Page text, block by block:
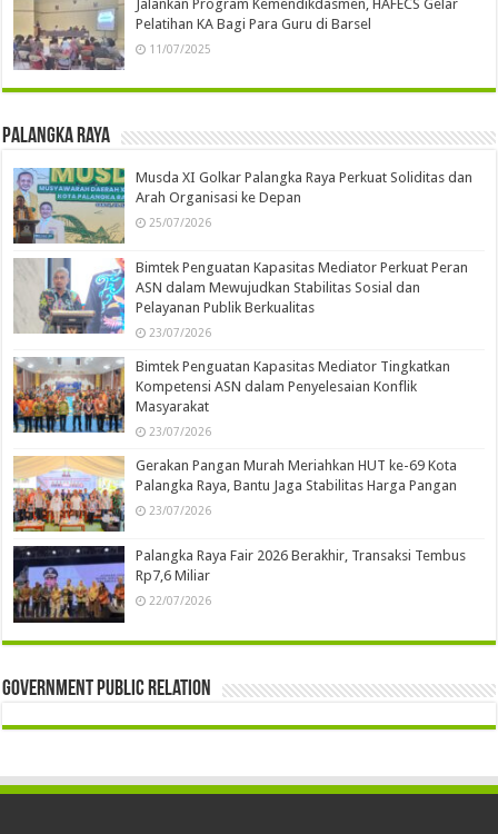
Jalankan Program Kemendikdasmen, HAFECS Gelar
Pelatihan KA Bagi Para Guru di Barsel
11/07/2025
Palangka Raya
Musda XI Golkar Palangka Raya Perkuat Soliditas dan
Arah Organisasi ke Depan
25/07/2026
Bimtek Penguatan Kapasitas Mediator Perkuat Peran
ASN dalam Mewujudkan Stabilitas Sosial dan
Pelayanan Publik Berkualitas
23/07/2026
Bimtek Penguatan Kapasitas Mediator Tingkatkan
Kompetensi ASN dalam Penyelesaian Konflik
Masyarakat
23/07/2026
Gerakan Pangan Murah Meriahkan HUT ke-69 Kota
Palangka Raya, Bantu Jaga Stabilitas Harga Pangan
23/07/2026
Palangka Raya Fair 2026 Berakhir, Transaksi Tembus
Rp7,6 Miliar
22/07/2026
Government Public Relation